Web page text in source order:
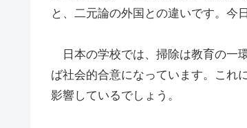
と、二元論の外国との違いです。今
日本の学校では、掃除は教育の一
ば社会的合意になっています。これ
影響しているでしょう。